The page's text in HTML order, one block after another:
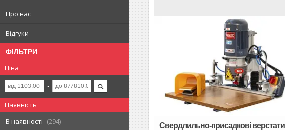
Про нас
Відгуки
ФІЛЬТРИ
Ціна
Наявність
В наявності
294
Свердлильно-присадкові верстати